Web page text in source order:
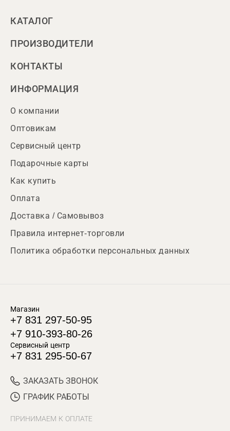
КАТАЛОГ
ПРОИЗВОДИТЕЛИ
КОНТАКТЫ
ИНФОРМАЦИЯ
О компании
Оптовикам
Сервисный центр
Подарочные карты
Как купить
Оплата
Доставка / Самовывоз
Правила интернет-торговли
Политика обработки персональных данных
Магазин
+7 831 297-50-95
+7 910-393-80-26
Сервисный центр
+7 831 295-50-67
ЗАКАЗАТЬ ЗВОНОК
ГРАФИК РАБОТЫ
ПРИНИМАЕМ К ОПЛАТЕ